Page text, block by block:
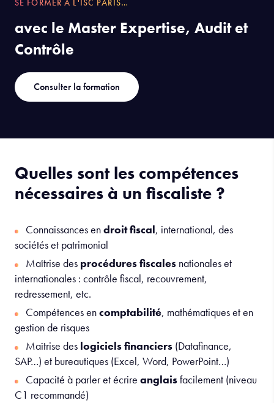
SE FORMER À L'ISC PARIS…
avec le Master Expertise, Audit et
Contrôle
Consulter la formation
Quelles sont les compétences
nécessaires à un fiscaliste ?
Connaissances endroit fiscal, international, des
sociétés et patrimonial
Maîtrise des procédures fiscales nationales et
internationales : contrôle fiscal, recouvrement,
redressement, etc.
Compétences encomptabilité, mathématiques et en
gestion de risques
Maîtrise des logiciels financiers (Datafinance,
SAP…) et bureautiques (Excel, Word, PowerPoint…)
Capacité à parler et écrire anglaisfacilement (niveau
C1 recommandé)